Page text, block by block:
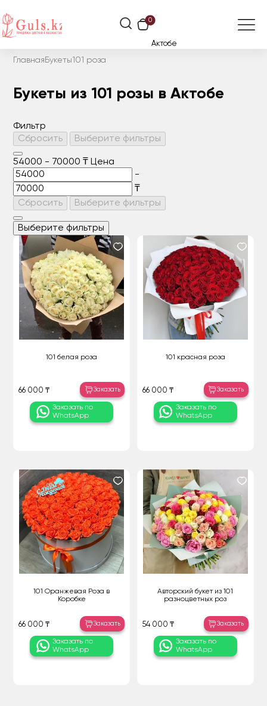
0
Актобе
Главная Букеты101 роза
Букеты из 101 розы в Актобе
Фильтр
Сбросить
Выберите фильтры
54000 - 70000 ₸ Цена
-
₸
Сбросить
Выберите фильтры
Выберите фильтры
101 белая роза
66 000 ₸ Заказать
Заказать по
WhatsApp
101 красная роза
66 000 ₸ Заказать
Заказать по
WhatsApp
101 Оранжевая Роза в
Коробке
66 000 ₸ Заказать
Заказать по
WhatsApp
Авторский букет из 101
разноцветных роз
54 000 ₸ Заказать
Заказать по
WhatsApp